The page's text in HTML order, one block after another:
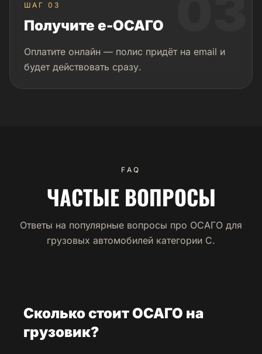
ШАГ 03
Получите e-ОСАГО
Оплатите онлайн — полис придёт на email и
будет действовать сразу.
FAQ
ЧАСТЫЕ ВОПРОСЫ
Ответы на популярные вопросы про ОСАГО для
грузовых автомобилей категории C.
Сколько стоит ОСАГО на
грузовик?